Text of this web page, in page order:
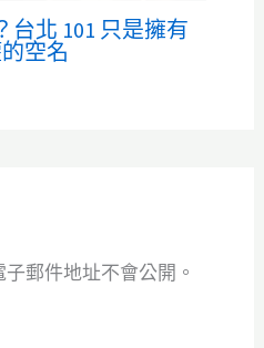
台北 101 只是擁有
空名
郵件地址不會公開。